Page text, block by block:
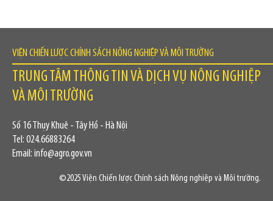
VIỆN CHIẾN LƯỢC CHÍNH SÁCH NÔNG NGHIỆP VÀ MÔI TRƯỜNG
TRUNG TÂM THÔNG TIN VÀ DỊCH VỤ NÔNG NGHIỆP
VÀ MÔI TRƯỜNG
Số 16 Thụy Khuê - Tây Hồ - Hà Nội
Tel: 024.66883264
Email: info@agro.gov.vn
©2025 Viện Chiến lược Chính sách Nông nghiệp và Môi trường.